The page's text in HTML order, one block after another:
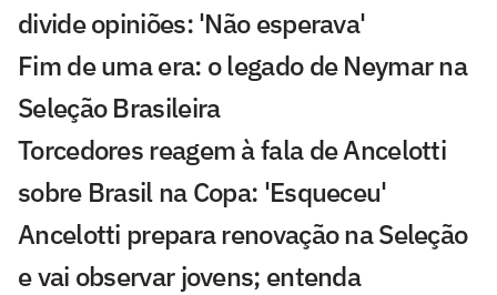
divide opiniões: 'Não esperava'
Fim de uma era: o legado de Neymar na
Seleção Brasileira
Torcedores reagem à fala de Ancelotti
sobre Brasil na Copa: 'Esqueceu'
Ancelotti prepara renovação na Seleção
e vai observar jovens; entenda